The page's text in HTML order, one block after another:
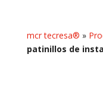
mcr tecresa® »
patinillos de